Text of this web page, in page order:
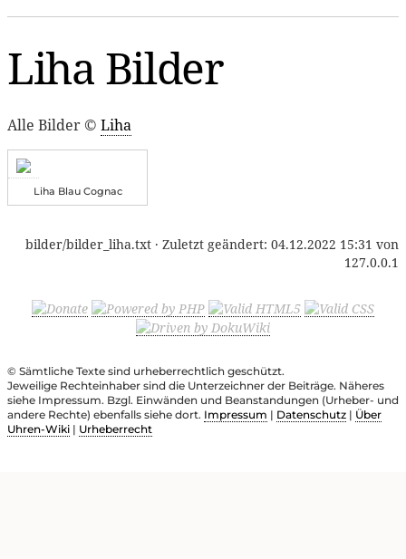
Liha Bilder
Alle Bilder © Liha
Liha Blau Cognac
bilder/bilder_liha.txt · Zuletzt geändert: 04.12.2022 15:31 von
127.0.0.1
© Sämtliche Texte sind urheberrechtlich geschützt.
Jeweilige Rechteinhaber sind die Unterzeichner der Beiträge. Näheres
siehe Impressum. Bzgl. Einwänden und Beanstandungen (Urheber- und
andere Rechte) ebenfalls siehe dort. Impressum | Datenschutz | Über
Uhren-Wiki | Urheberrecht